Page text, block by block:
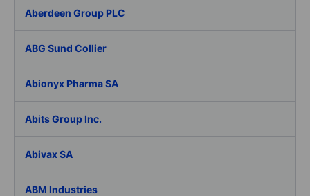
Aberdeen Group PLC
ABG Sund Collier
Abionyx Pharma SA
Abits Group Inc.
Abivax SA
ABM Industries